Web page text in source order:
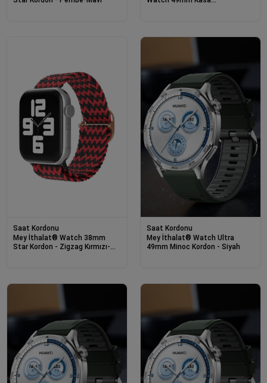
Saat Kordonu
Mey İthalat® Watch 38mm
Star Kordon - Zigzag Kırmızı-
Saat Kordonu
Mey İthalat® Watch Ultra
49mm Minoc Kordon - Siyah